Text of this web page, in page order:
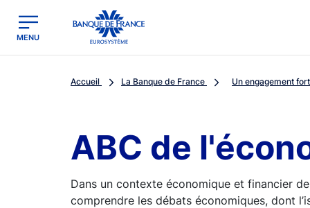
Banque de France - Menu Principal
MENU
Accueil La Banque de France Un engagement
ABC de
Dans un contexte économique et financier
comprendre les débats économiques, dont